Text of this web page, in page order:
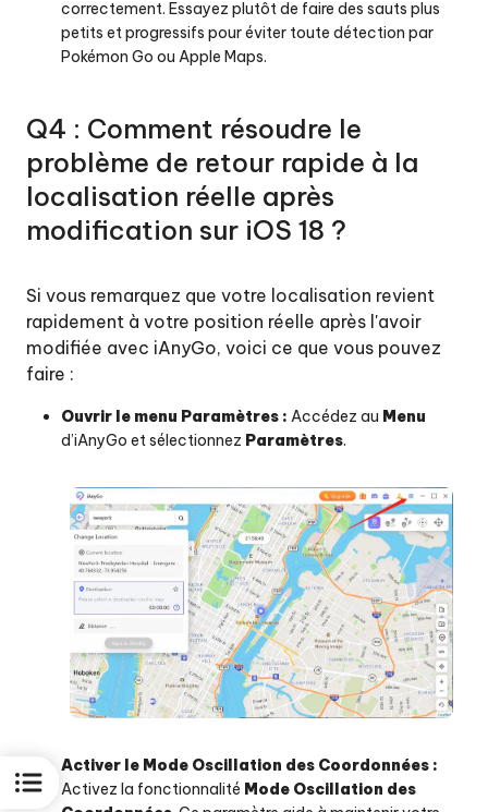
correctement. Essayez plutôt de faire des sauts plus
petits et progressifs pour éviter toute détection par
Pokémon Go ou Apple Maps.
Q4 : Comment résoudre le
problème de retour rapide à la
localisation réelle après
modification sur iOS 18 ?
Si vous remarquez que votre localisation revient
rapidement à votre position réelle après l'avoir
modifiée avec iAnyGo, voici ce que vous pouvez
faire :
Ouvrir le menu Paramètres : Accédez au Menu
d’iAnyGo et sélectionnez Paramètres.
Activer le Mode Oscillation des Coordonnées :
Activez la fonctionnalité Mode Oscillation des